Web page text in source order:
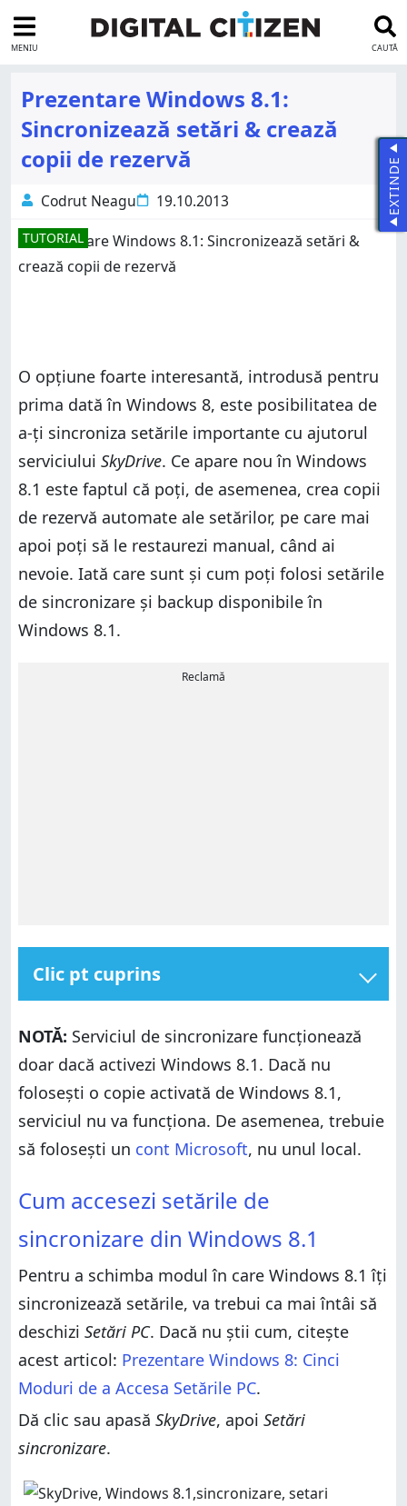
MENIU CAUTĂ
Prezentare Windows 8.1:
Sincronizează setări & crează
copii de rezervă
Codrut Neagu 19.10.2013
TUTORIAL
O opțiune foarte interesantă, introdusă pentru
prima dată în Windows 8, este posibilitatea de
a-ți sincroniza setările importante cu ajutorul
serviciului SkyDrive. Ce apare nou în Windows
8.1 este faptul că poți, de asemenea, crea copii
de rezervă automate ale setărilor, pe care mai
apoi poți să le restaurezi manual, când ai
nevoie. Iată care sunt și cum poți folosi setările
de sincronizare și backup disponibile în
Windows 8.1.
Reclamă
Clic pt cuprins
8.1
Cum activezi sau dezactivezi opțiunile de
sincronizare din Windows 8.1
Cum modifici ce setări sunt sincronizate în Windows
8.1
Cum alegi dacă vor fi create sau nu copii de rezervă
pentru setările tale
NOTĂ: Serviciul de sincronizare funcționează
doar dacă activezi Windows 8.1. Dacă nu
folosești o copie activată de Windows 8.1,
serviciul nu va funcționa. De asemenea, trebuie
să folosești un cont Microsoft, nu unul local.
8.1
sincronizare din Windows 8.1
8.1
Cum alegi dacă vor fi create sau nu copii de rezervă
pentru setările tale
Cum accesezi setările de
sincronizare din Windows 8.1
Pentru a schimba modul în care Windows 8.1 îți
sincronizează setările, va trebui ca mai întâi să
deschizi Setări PC. Dacă nu știi cum, citește
acest articol: Prezentare Windows 8: Cinci
Moduri de a Accesa Setările PC.
Dă clic sau apasă SkyDrive, apoi Setări
sincronizare.
EXTINDE